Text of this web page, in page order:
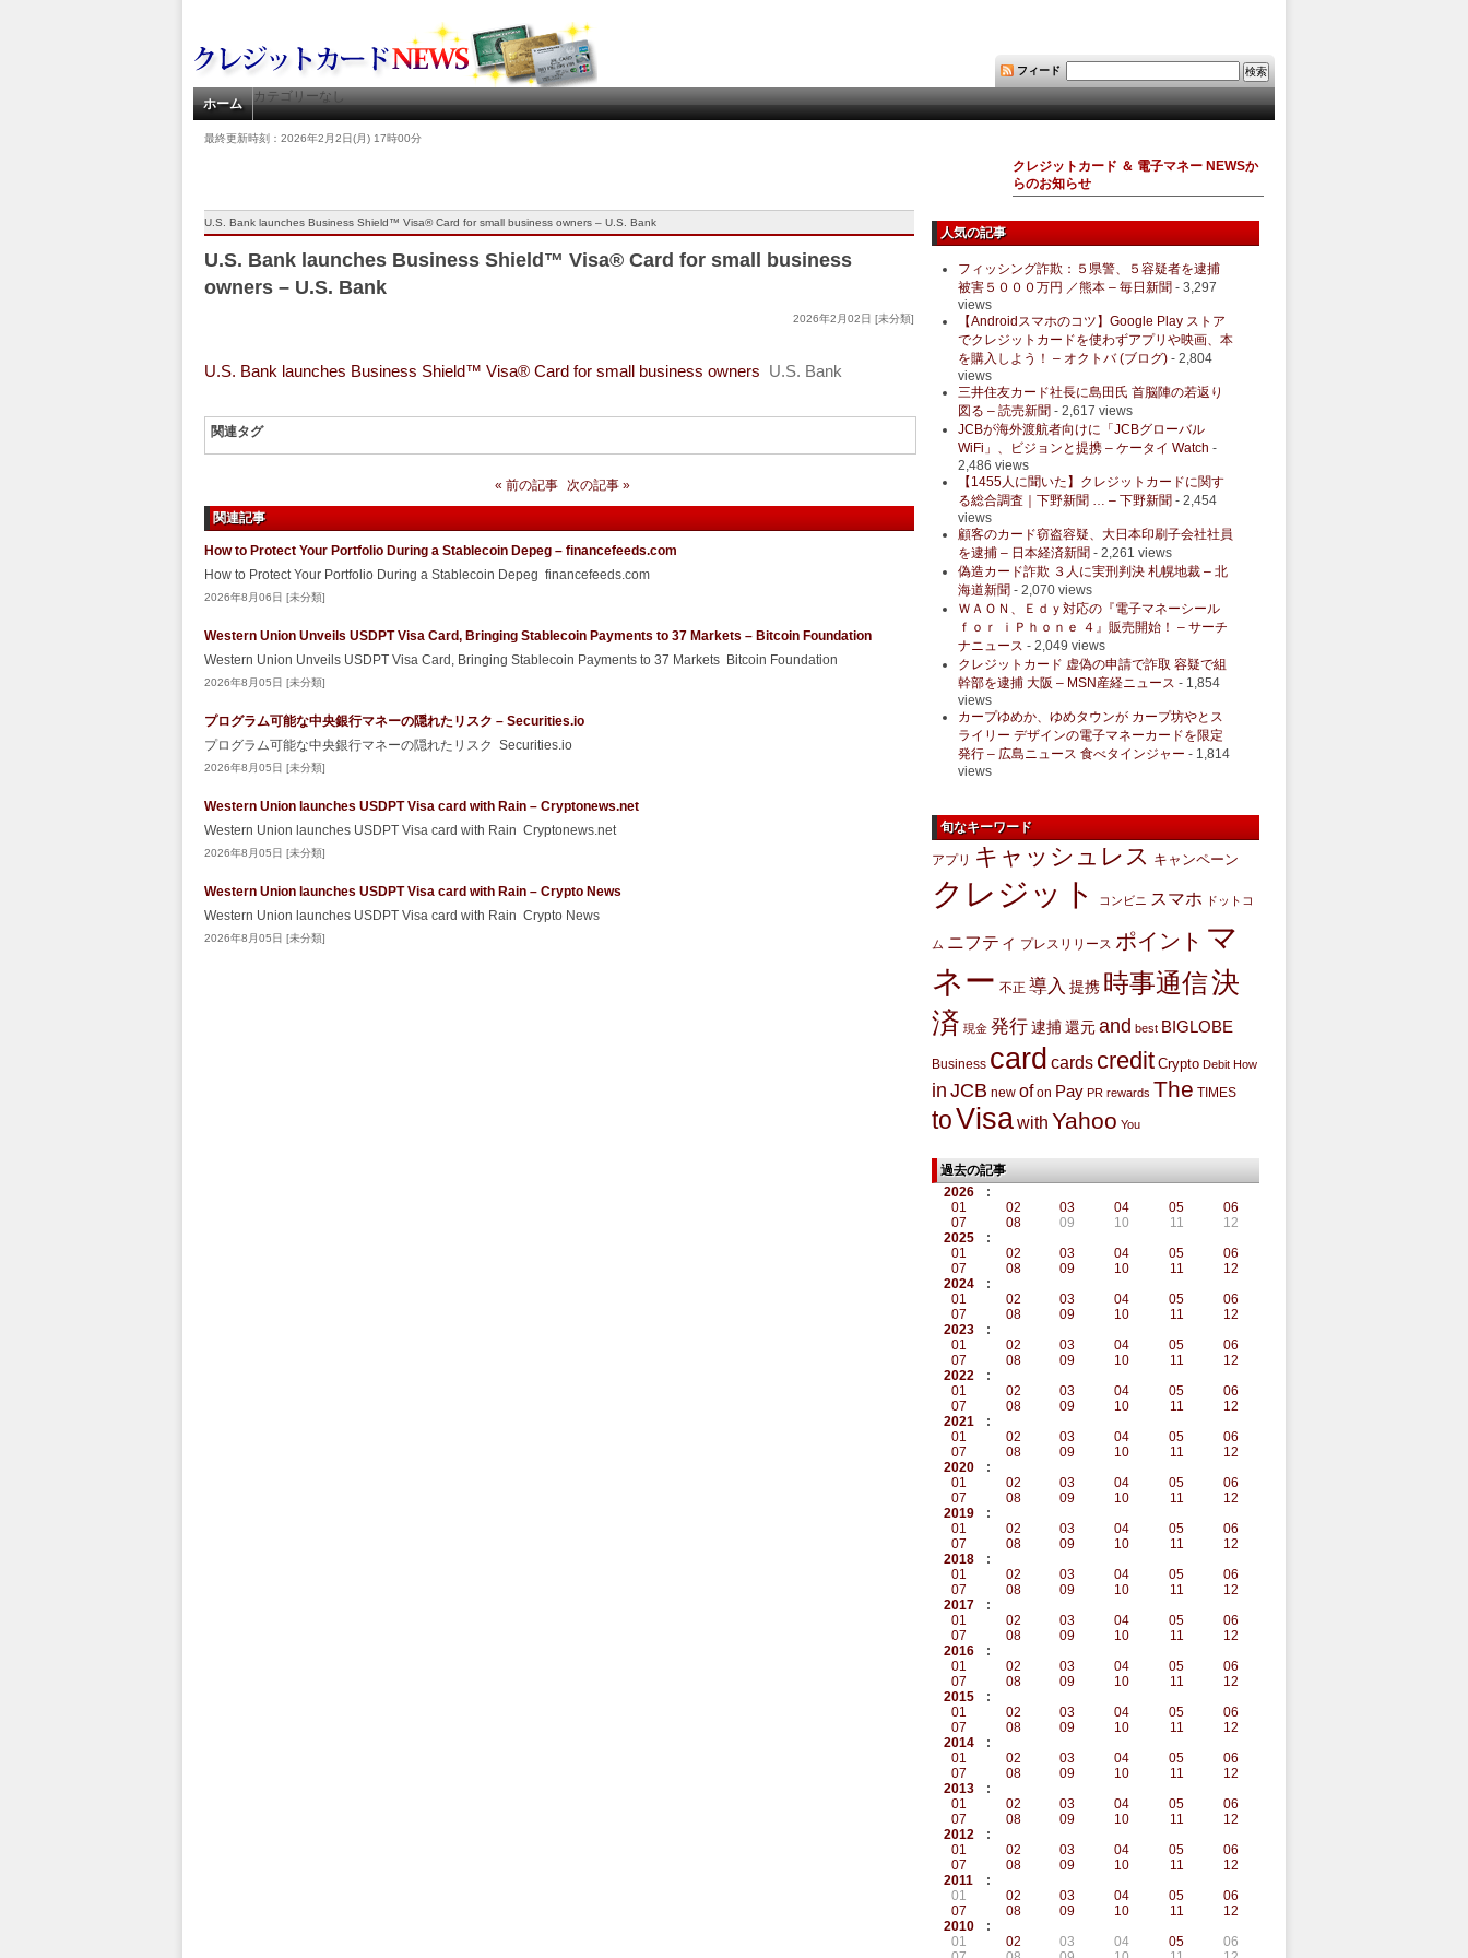
フィード
ホーム カテゴリーなし
最終更新時刻：2026年2月2日(月) 17時00分
クレジットカード ＆ 電子マネー NEWSか
らのお知らせ
U.S. Bank launches Business Shield™ Visa® Card for small business owners – U.S. Bank
U.S. Bank launches Business Shield™ Visa® Card for small business
owners – U.S. Bank
2026年2月02日 [未分類]
U.S. Bank launches Business Shield™ Visa® Card for small business owners U.S. Bank
関連タグ
« 前の記事 次の記事 »
関連記事
How to Protect Your Portfolio During a Stablecoin Depeg – financefeeds.com
How to Protect Your Portfolio During a Stablecoin Depeg financefeeds.com
2026年8月06日 [未分類]
Western Union Unveils USDPT Visa Card, Bringing Stablecoin Payments to 37 Markets – Bitcoin Foundation
Western Union Unveils USDPT Visa Card, Bringing Stablecoin Payments to 37 Markets Bitcoin Foundation
2026年8月05日 [未分類]
プログラム可能な中央銀行マネーの隠れたリスク – Securities.io
プログラム可能な中央銀行マネーの隠れたリスク Securities.io
2026年8月05日 [未分類]
Western Union launches USDPT Visa card with Rain – Cryptonews.net
Western Union launches USDPT Visa card with Rain Cryptonews.net
2026年8月05日 [未分類]
Western Union launches USDPT Visa card with Rain – Crypto News
Western Union launches USDPT Visa card with Rain Crypto News
2026年8月05日 [未分類]
人気の記事
フィッシング詐欺：５県警、５容疑者を逮捕
被害５０００万円 ／熊本 – 毎日新聞 - 3,297
views
【Androidスマホのコツ】Google Play ストア
でクレジットカードを使わずアプリや映画、本
を購入しよう！ – オクトバ (ブログ) - 2,804
views
三井住友カード社長に島田氏 首脳陣の若返り
図る – 読売新聞 - 2,617 views
JCBが海外渡航者向けに「JCBグローバル
WiFi」、ビジョンと提携 – ケータイ Watch -
2,486 views
【1455人に聞いた】クレジットカードに関す
る総合調査｜下野新聞 … – 下野新聞 - 2,454
views
顧客のカード窃盗容疑、大日本印刷子会社社員
を逮捕 – 日本経済新聞 - 2,261 views
偽造カード詐欺 ３人に実刑判決 札幌地裁 – 北
海道新聞 - 2,070 views
ＷＡＯＮ、Ｅｄｙ対応の『電子マネーシール
ｆｏｒ ｉＰｈｏｎｅ ４』販売開始！ – サーチ
ナニュース - 2,049 views
クレジットカード 虚偽の申請で詐取 容疑で組
幹部を逮捕 大阪 – MSN産経ニュース - 1,854
views
カープゆめか、ゆめタウンが カープ坊やとス
ライリー デザインの電子マネーカードを限定
発行 – 広島ニュース 食べタインジャー - 1,814
views
旬なキーワード
アプリ キャッシュレス キャンペーン
クレジット コンビニ スマホ ドットコ
ム ニフティ プレスリリース ポイント マ
ネー 不正 導入 提携 時事通信決
済 現金 発行 逮捕 還元and best BIGLOBE
Business card cards credit Crypto Debit How
in JCB new of on Pay PR rewards The TIMES
toVisawith Yahoo You
過去の記事
2026
:
01
02 03 04 05
06
07
08 09 10 11
12
2025
:
01
02 03 04 05
06
07
08 09 10 11
12
2024
:
01
02 03 04 05
06
07
08 09 10 11
12
2023
:
01
02 03 04 05
06
07
08 09 10 11
12
2022
:
01
02 03 04 05
06
07
08 09 10 11
12
2021
:
01
02 03 04 05
06
07
08 09 10 11
12
2020
:
01
02 03 04 05
06
07
08 09 10 11
12
2019
:
01
02 03 04 05
06
07
08 09 10 11
12
2018
:
01
02 03 04 05
06
07
08 09 10 11
12
2017
:
01
02 03 04 05
06
07
08 09 10 11
12
2016
:
01
02 03 04 05
06
07
08 09 10 11
12
2015
:
01
02 03 04 05
06
07
08 09 10 11
12
2014
:
01
02 03 04 05
06
07
08 09 10 11
12
2013
:
01
02 03 04 05
06
07
08 09 10 11
12
2012
:
01
02 03 04 05
06
07
08 09 10 11
12
2011
:
01
02 03 04 05
06
07
08 09 10 11
12
2010
:
01
02 03 04 05
06